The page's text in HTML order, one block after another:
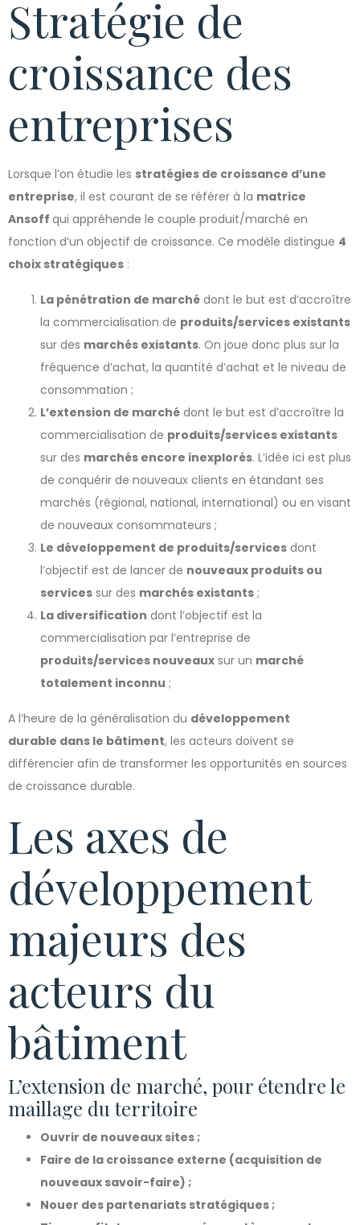
Stratégie de
croissance des
entreprises
Lorsque l’on étudie les stratégies de croissance d’une
entreprise, il est courant de se référer à la matrice
Ansoff qui appréhende le couple produit/marché en
fonction d’un objectif de croissance. Ce modèle distingue 4
choix stratégiques :
La pénétration de marché dont le but est d’accroître
la commercialisation de produits/services existants
sur des marchés existants. On joue donc plus sur la
fréquence d’achat, la quantité d’achat et le niveau de
consommation ;
L’extension de marché dont le but est d’accroître la
commercialisation de produits/services existants
sur des marchés encore inexplorés. L’idée ici est plus
de conquérir de nouveaux clients en étandant ses
marchés (régional, national, international) ou en visant
de nouveaux consommateurs ;
Le développement de produits/services dont
l’objectif est de lancer de nouveaux produits ou
services sur des marchés existants ;
La diversification dont l’objectif est la
commercialisation par l’entreprise de
produits/services nouveaux sur un marché
totalement inconnu ;
A l’heure de la généralisation du développement
durable dans le bâtiment, les acteurs doivent se
différencier afin de transformer les opportunités en sources
de croissance durable.
Les axes de
développement
majeurs des
acteurs du
bâtiment
L’extension de marché, pour étendre le
maillage du territoire
Ouvrir de nouveaux sites ;
Faire de la croissance externe (acquisition de
nouveaux savoir-faire) ;
Nouer des partenariats stratégiques ;